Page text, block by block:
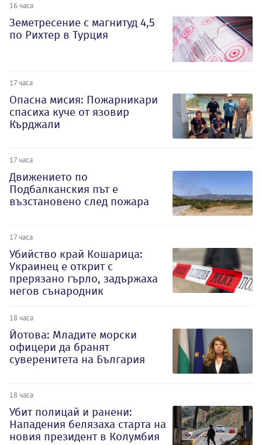
16 часа
Земетресение с магнитуд 4,5
по Рихтер в Турция
17 часа
Опасна мисия: Пожарникари
спасиха куче от язовир
Кърджали
17 часа
Движението по
Подбалканския път е
възстановено след пожара
17 часа
Убийство край Кошарица:
Украинец е открит с
прерязано гърло, задържаха
негов сънародник
18 часа
Йотова: Младите морски
офицери да бранят
суверенитета на България
18 часа
Убит полицай и ранени:
Нападения белязаха старта на
новия президент в Колумбия